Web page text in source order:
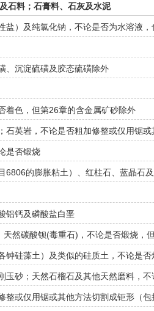
石料；石膏料、石灰及水泥
盐）及纯氯化钠，不论是否为水溶液
、沉淀硫磺及胶态硫磺除外
着色，但第26章的含金属矿砂除外
石英岩，不论是否粗加修整或仅用锯
是否锻烧
6806的膨胀粘土）、红柱石、蓝晶石
铝钙及磷酸盐白垩
天然碳酸钡(毒重石)，不论是否煅烧，
钟硅藻土）及类似的硅质土，不论是
玉砂；天然石榴石及其他天然磨料，不
整或仅用锯或其他方法切割成钜形（